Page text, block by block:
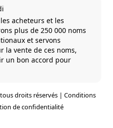
acheteurs et les
plus de 250 000 noms
et servons
la vente de ces noms,
un bon accord pour
droits réservés | Conditions
de confidentialité